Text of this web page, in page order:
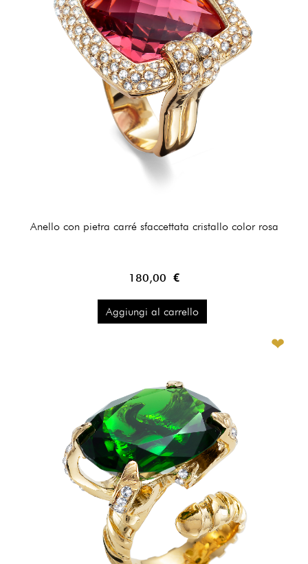
Anello con pietra carré sfaccettata cristallo color rosa
180,00 €
Aggiungi al carrello